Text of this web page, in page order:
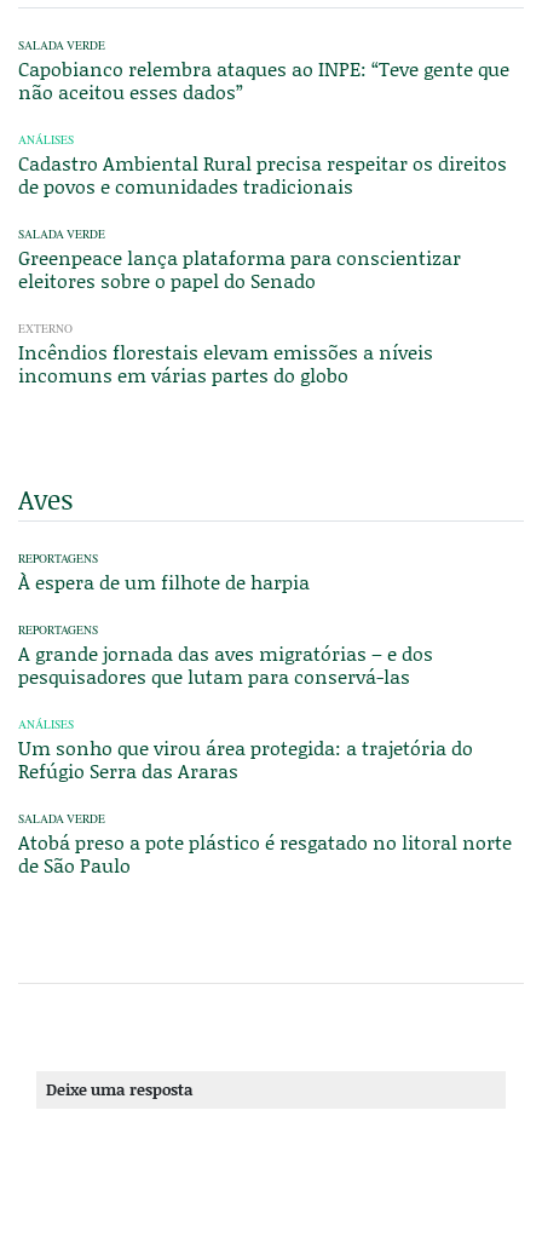
SALADA VERDE
Capobianco relembra ataques ao INPE: “Teve gente que
não aceitou esses dados”
ANÁLISES
Cadastro Ambiental Rural precisa respeitar os direitos
de povos e comunidades tradicionais
SALADA VERDE
Greenpeace lança plataforma para conscientizar
eleitores sobre o papel do Senado
EXTERNO
Incêndios florestais elevam emissões a níveis
incomuns em várias partes do globo
Aves
REPORTAGENS
À espera de um filhote de harpia
REPORTAGENS
A grande jornada das aves migratórias – e dos
pesquisadores que lutam para conservá-las
ANÁLISES
Um sonho que virou área protegida: a trajetória do
Refúgio Serra das Araras
SALADA VERDE
Atobá preso a pote plástico é resgatado no litoral norte
de São Paulo
Deixe uma resposta